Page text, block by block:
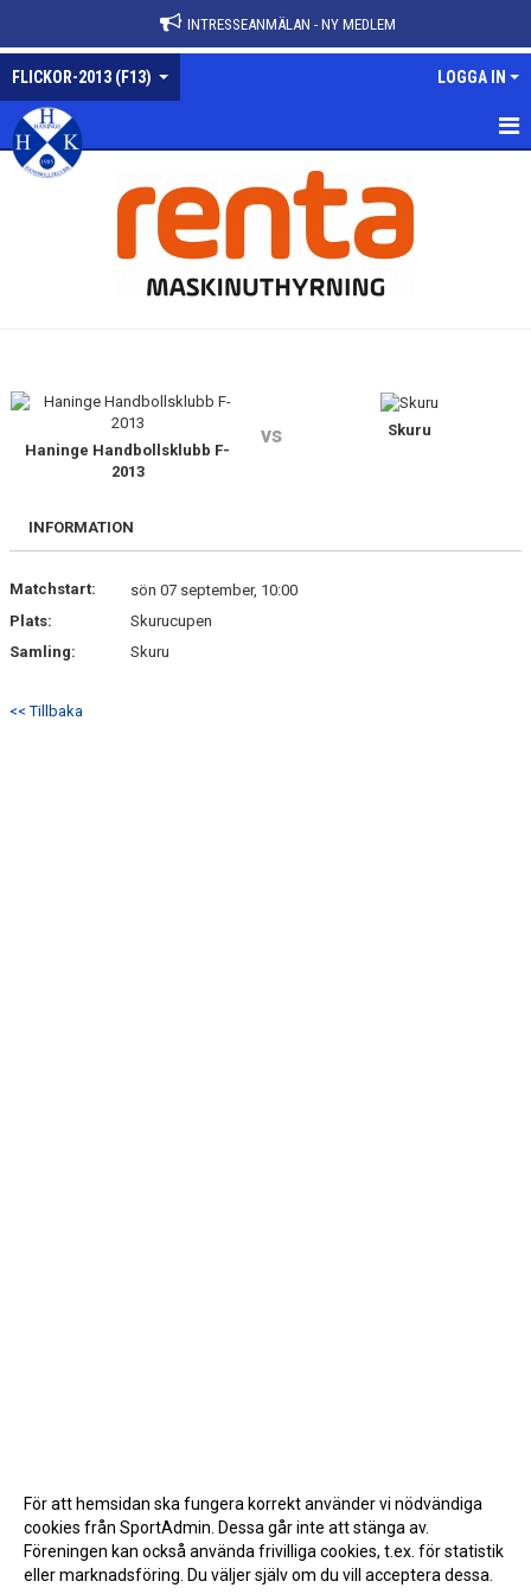
INTRESSEANMÄLAN - NY MEDLEM
FLICKOR-2013 (F13) LOGGA IN
FLICKOR-2013
KONTAKT
Haninge Handbollsklubb F-
2013
vs Skuru
INFORMATION
Matchstart:
sön 07 september, 10:00
Plats:
Skurucupen
Samling:
Skuru
<< Tillbaka
För att hemsidan ska fungera korrekt använder vi nödvändiga
cookies från SportAdmin. Dessa går inte att stänga av.
Föreningen kan också använda frivilliga cookies, t.ex. för statistik
eller marknadsföring. Du väljer själv om du vill acceptera dessa.